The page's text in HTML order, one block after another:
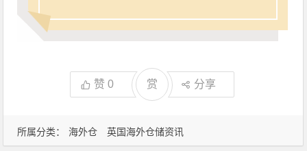
所属分类： 海外仓 英国海外仓储资讯
赞0 赏 分享